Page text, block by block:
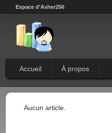
Espace d'Asher256
Accueil À propos
Aucun article.